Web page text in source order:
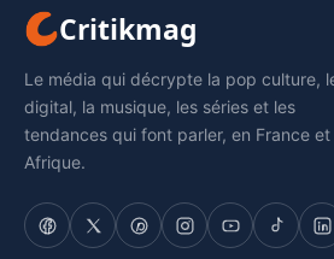
Critikmag
Le média qui décrypte la pop culture,
digital, la musique, les séries et les
tendances qui font parler, en France et
Afrique.